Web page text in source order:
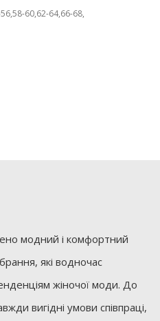
60,62-64,66-68,
модний і комфортний
які водночас
жіночої моди. До
вигідні умови співпраці,